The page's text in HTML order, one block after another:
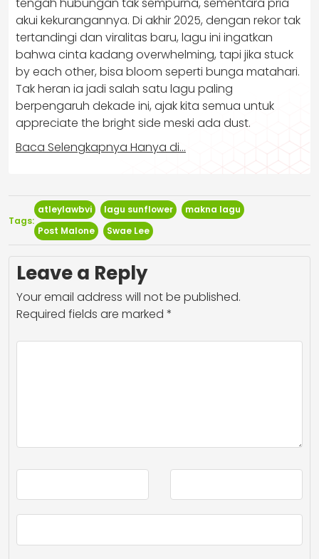
akui kekurangannya. Di akhir 2025, dengan rekor tak
tertandingi dan viralitas baru, lagu ini ingatkan
bahwa cinta kadang overwhelming, tapi jika stuck
by each other, bisa bloom seperti bunga matahari.
Tak heran ia jadi salah satu lagu paling
berpengaruh dekade ini, ajak kita semua untuk
appreciate the bright side meski ada dust.
Baca Selengkapnya Hanya di…
Tags:
atleylawbvi lagu sunflower
makna lagu
Post Malone
Swae Lee
Leave a Reply
Your email address will not be published.
Required fields are marked *